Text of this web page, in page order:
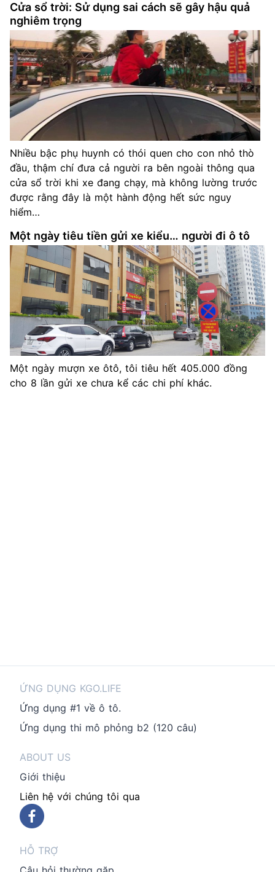
Cửa sổ trời: Sử dụng sai cách sẽ gây hậu quả
nghiêm trọng
Nhiều bậc phụ huynh có thói quen cho con nhỏ thò
đầu, thậm chí đưa cả người ra bên ngoài thông qua
cửa sổ trời khi xe đang chạy, mà không lường trước
được rằng đây là một hành động hết sức nguy
hiểm…
Một ngày tiêu tiền gửi xe kiểu… người đi ô tô
Một ngày mượn xe ôtô, tôi tiêu hết 405.000 đồng
cho 8 lần gửi xe chưa kể các chi phí khác.
ỨNG DỤNG KGO.LIFE
Ứng dụng #1 về ô tô.
Ứng dụng thi mô phỏng b2 (120 câu)
ABOUT US
Giới thiệu
Liên hệ với chúng tôi qua
HỖ TRỢ